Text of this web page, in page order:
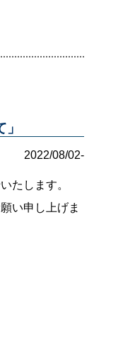
2022/08/02-
たします。
い申し上げま